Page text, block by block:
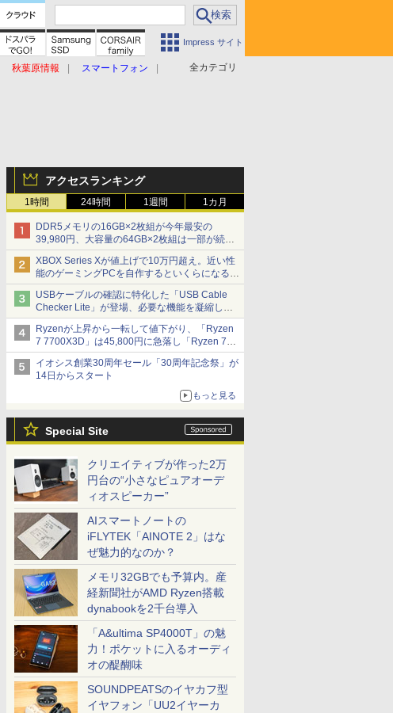
Impress サイト
全カテゴリ
秋葉原情報
スマートフォン
アクセスランキング
1時間 24時間 1週間 1カ月
DDR5メモリの16GB×2枚組が今年最安の
39,980円、大容量の64GB×2枚組は一部が続騰
[8月前半のメモリ価格]
XBOX Series Xが値上げで10万円超え。近い性
能のゲーミングPCを自作するといくらになる？
【石田賀津男の『酒の肴にPCゲーム』】
USBケーブルの確認に特化した「USB Cable
Checker Lite」が登場、必要な機能を凝縮しコ
ンパクトに 7日発売
Ryzenが上昇から一転して値下がり、「Ryzen
7 7700X3D」は45,800円に急落し「Ryzen 7
7800X3D」との価格逆転解消 [8月前半のCPU
価格]
イオシス創業30周年セール「30周年記念祭」が
14日からスタート
もっと見る
Special Site
クリエイティブが作った2万
円台の“小さなピュアオーデ
ィオスピーカー”
AIスマートノートの
iFLYTEK「AINOTE 2」はな
ぜ魅力的なのか？
メモリ32GBでも予算内。産
経新聞社がAMD Ryzen搭載
dynabookを2千台導入
「A&ultima SP4000T」の魅
力！ポケットに入るオーディ
オの醍醐味
SOUNDPEATSのイヤカフ型
イヤフォン「UU2イヤーカ